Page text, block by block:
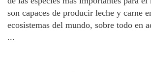
son capaces de producir leche y carne
ecosistemas del mundo, sobre todo en
...